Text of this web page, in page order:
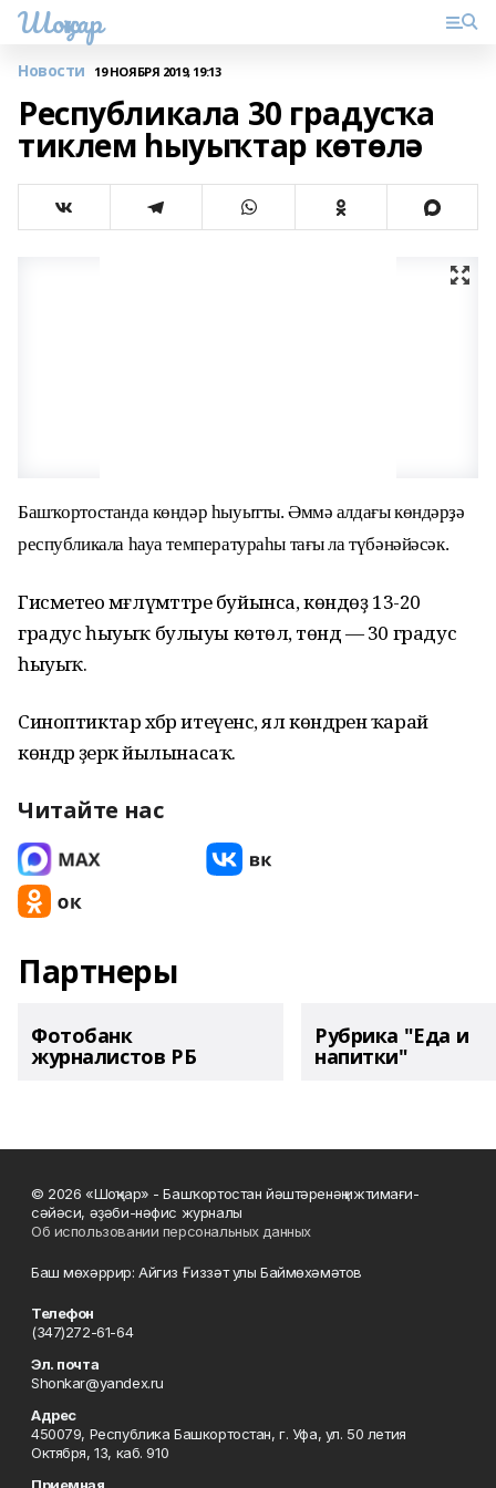
Шоңҡар
Новости 19 НОЯБРЯ 2019, 19:13
Республикала 30 градусҡа
тиклем һыуыҡтар көтөлә
Башҡортостанда көндәр һыуытты. Әммә алдағы көндәрҙә
республикала һауа температураһы тағы ла түбәнәйәсәк.
Гисметео мәғлүмәттәре буйынса, көндөҙ 13-20
градус һыуыҡ булыуы көтөлә, төндә — 30 градус
һыуыҡ.
Синоптиктар хәбәр итеүенсә, ял көндәренә ҡарай
көндәр әҙерәк йылынасаҡ.
Читайте нас
Партнеры
Фотобанк
журналистов РБ
Рубрика "Еда и
напитки"
© 2026 «Шоңҡар» - Башҡортостан йәштәренәң ижтимағи-
сәйәси, әҙәби-нәфис журналы
Об использовании персональных данных
Баш мөхәррир: Айгиз Ғиззәт улы Баймөхәмәтов
Телефон
(347)272-61-64
Эл. почта
Shonkar@yandex.ru
Адрес
450079, Республика Башкортостан, г. Уфа, ул. 50 летия
Октября, 13, каб. 910